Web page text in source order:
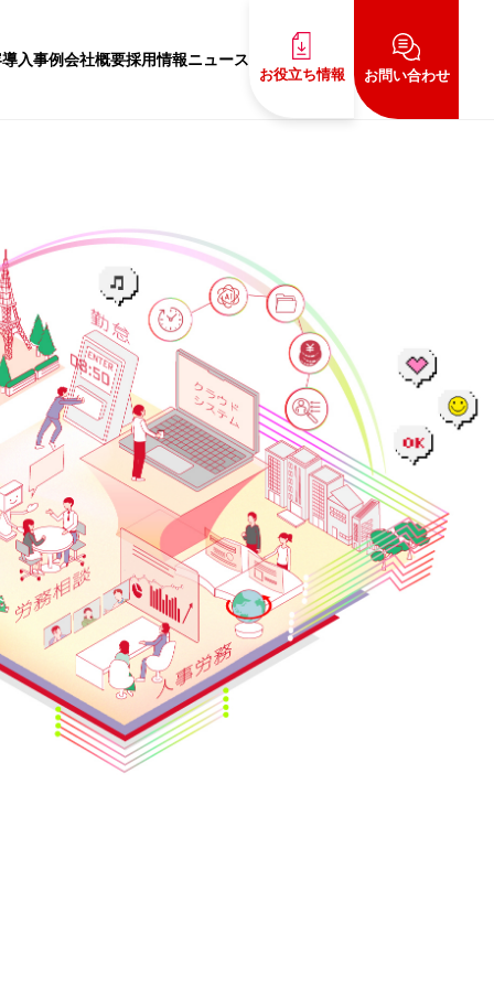
導入事例会社概要採用情報ニュース
お役立ち情報 お問い合わせ